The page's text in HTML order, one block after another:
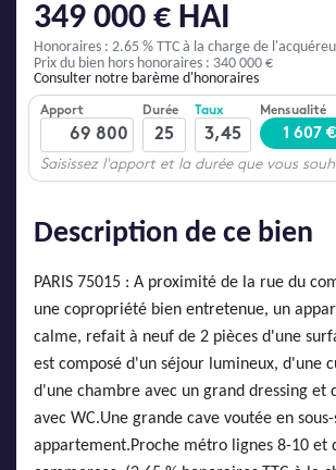
349 000 € HAI
Honoraires : 2.65 % TTC à la charge de
Prix du bien hors honoraires : 340 000 €
Consulter notre barème d'honoraires
Description de ce bien
PARIS 75015 : A proximité de la rue du
une copropriété bien entretenue, un
calme, refait à neuf de 2 pièces d'une
est composé d'un séjour lumineux, d'une
d'une chambre avec un grand dressing et
avec WC.Une grande cave voutée en
appartement.Proche métro lignes 8-10 et